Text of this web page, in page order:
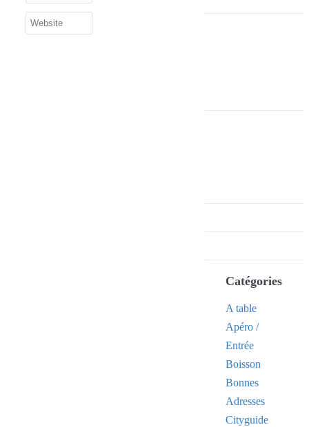
Catégories
A table
Apéro /
Entrée
Boisson
Bonnes
Adresses
Cityguide